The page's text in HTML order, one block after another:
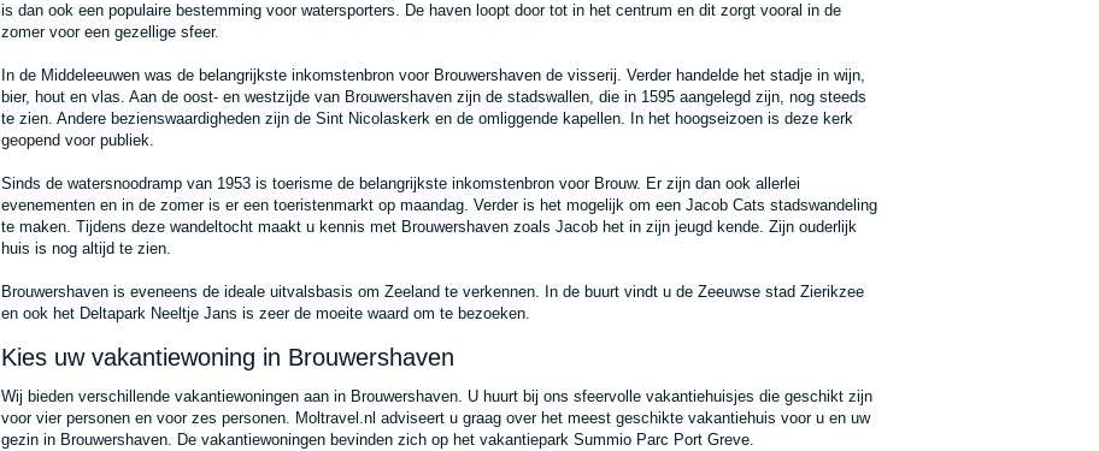
is dan ook een populaire bestemming voor watersporters. De haven loopt door tot in het centrum en dit zorgt vooral in de
zomer voor een gezellige sfeer.
In de Middeleeuwen was de belangrijkste inkomstenbron voor Brouwershaven de visserij. Verder handelde het stadje in wijn,
bier, hout en vlas. Aan de oost- en westzijde van Brouwershaven zijn de stadswallen, die in 1595 aangelegd zijn, nog steeds
te zien. Andere bezienswaardigheden zijn de Sint Nicolaskerk en de omliggende kapellen. In het hoogseizoen is deze kerk
geopend voor publiek.
Sinds de watersnoodramp van 1953 is toerisme de belangrijkste inkomstenbron voor Brouw. Er zijn dan ook allerlei
evenementen en in de zomer is er een toeristenmarkt op maandag. Verder is het mogelijk om een Jacob Cats stadswandeling
te maken. Tijdens deze wandeltocht maakt u kennis met Brouwershaven zoals Jacob het in zijn jeugd kende. Zijn ouderlijk
huis is nog altijd te zien.
Brouwershaven is eveneens de ideale uitvalsbasis om Zeeland te verkennen. In de buurt vindt u de Zeeuwse stad Zierikzee
en ook het Deltapark Neeltje Jans is zeer de moeite waard om te bezoeken.
Kies uw vakantiewoning in Brouwershaven
Wij bieden verschillende vakantiewoningen aan in Brouwershaven. U huurt bij ons sfeervolle vakantiehuisjes die geschikt zijn
voor vier personen en voor zes personen. Moltravel.nl adviseert u graag over het meest geschikte vakantiehuis voor u en uw
gezin in Brouwershaven. De vakantiewoningen bevinden zich op het vakantiepark Summio Parc Port Greve.